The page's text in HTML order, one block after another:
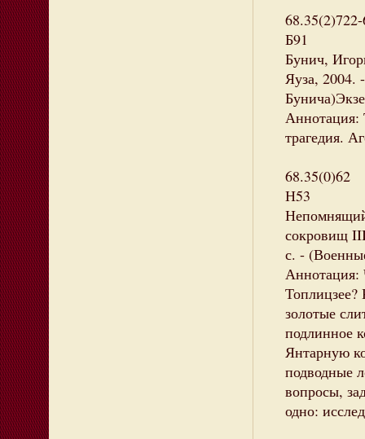
Б91
Бунич,
Яуза, 2004.
Аннотация:
трагедия.
68.35(0)62
Н53
сокровищ
с. -
Аннотация:
Топлицзее?
золотые
подлинное
Янтарную
подводные
вопросы,
одно: